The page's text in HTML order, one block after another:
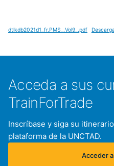
dtlkdb2021d1_fr.PMS_.Vol9_.pdf
Acceda a sus
TrainForTrade
Inscríbase y siga su
plataforma de la UNCTAD.
Acceder